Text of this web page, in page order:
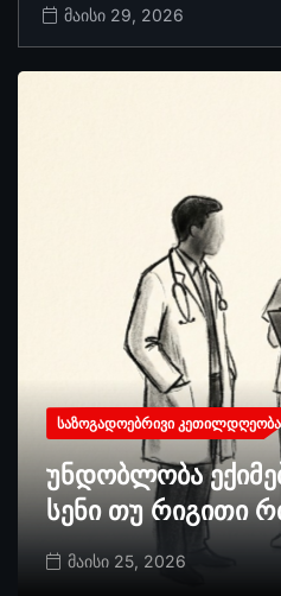
მაისი 29, 2026
ᲡᲐᲖᲝᲒᲐᲓᲝᲔᲑᲠᲘᲕᲘ ᲙᲔᲗᲘᲚᲓᲦᲔᲝᲑᲐ
უნდობლობა
სენი თუ რიგითი
მაისი 25, 2026